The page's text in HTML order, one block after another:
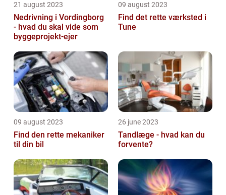
21 august 2023
Nedrivning i Vordingborg
- hvad du skal vide som
byggeprojekt-ejer
09 august 2023
Find det rette værksted i
Tune
09 august 2023
Find den rette mekaniker
til din bil
26 june 2023
Tandlæge - hvad kan du
forvente?